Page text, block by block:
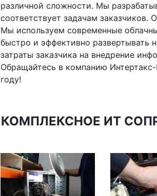
различной сложности. Мы
соответствует задачам
Мы используем современные
быстро и эффективно развертывать
затраты заказчика на внедрение
Обращайтесь в компанию
году!
КОМПЛЕКСНОЕ ИТ